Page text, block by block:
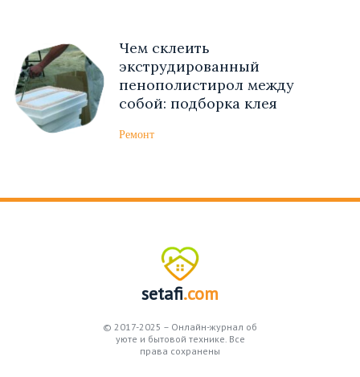
Чем склеить
экструдированный
пенополистирол между
собой: подборка клея
Ремонт
setafi.com
© 2017-2025 – Онлайн-журнал об
уюте и бытовой технике. Все
права сохранены